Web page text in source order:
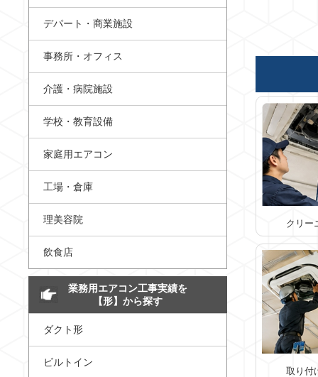
クリー
取り付
デパート・商業施設
事務所・オフィス
介護・病院施設
学校・教育設備
家庭用エアコン
工場・倉庫
理美容院
飲食店
業務用エアコン工事実績を
【形】から探す
ダクト形
ビルトイン